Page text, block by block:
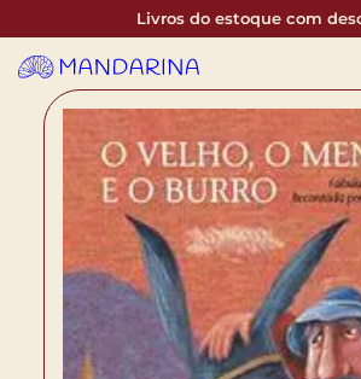
Livros do estoque com